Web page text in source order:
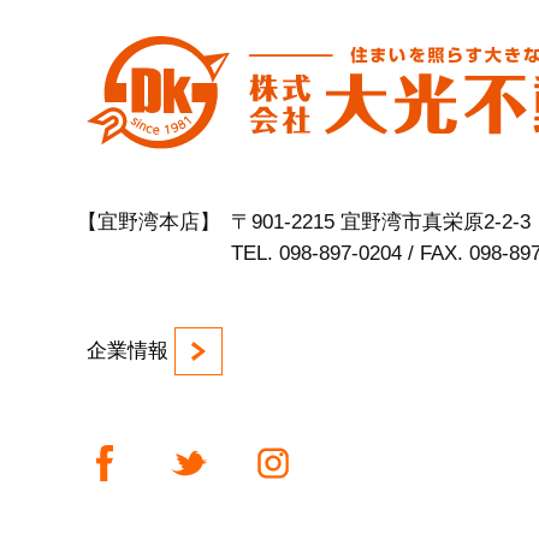
【宜野湾本店】
〒901-2215 宜野湾市真栄原2-2-3
TEL. 098-897-0204 / FAX. 098-
企業情報